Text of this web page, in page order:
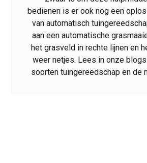
bedienen is er ook nog een
van automatisch
aan een automatische
het grasveld in rechte lijnen en
weer netjes. Lees in onze
soorten tuingereedschap en de